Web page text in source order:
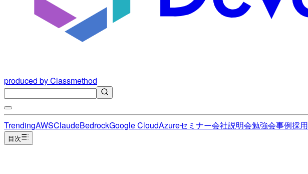
produced by Classmethod
TrendingAWSClaudeBedrockGoogle CloudAzureセミナー会社説明会勉強会事例採用
目次